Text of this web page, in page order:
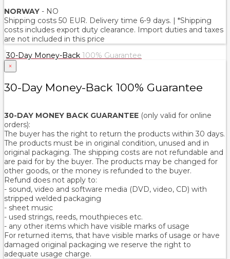
NORWAY - NO
Shipping costs 50 EUR. Delivery time 6-9 days. | *Shipping
costs includes export duty clearance. Import duties and taxes
are not included in this price
30-Day Money-Back 100% Guarantee
×
30-Day Money-Back 100% Guarantee
30-DAY MONEY BACK GUARANTEE (only valid for online
orders):
The buyer has the right to return the products within 30 days.
The products must be in original condition, unused and in
original packaging. The shipping costs are not refundable and
are paid for by the buyer. The products may be changed for
other goods, or the money is refunded to the buyer.
Refund does not apply to:
- sound, video and software media (DVD, video, CD) with
stripped welded packaging
- sheet music
- used strings, reeds, mouthpieces etc.
- any other items which have visible marks of usage
For returned items, that have visible marks of usage or have
damaged original packaging we reserve the right to
adequate usage charge.